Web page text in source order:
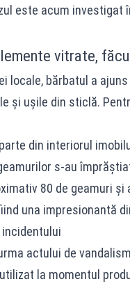
este acum investigat
vitrate,
bărbatul a
și ușile din sticlă.
din interiorul
s-au
80 de geamuri
una impresionantă
actului de
la momentul